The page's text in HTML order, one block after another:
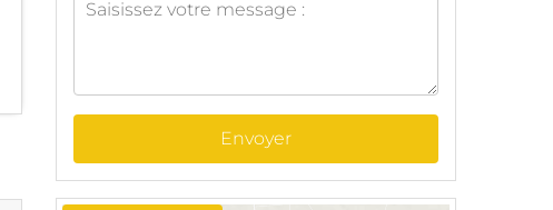
Envoyer